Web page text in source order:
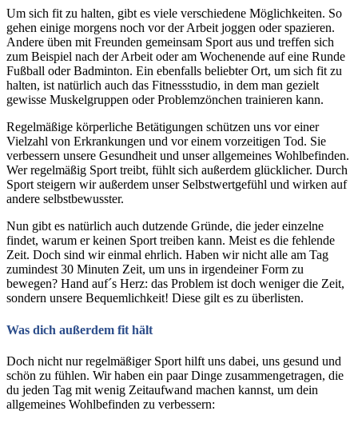
s
s
|
V
i
t
a
l
i
t
ä
t
Um sich fit zu halten, gibt es viele verschiedene Möglichkeiten. So
gehen einige morgens noch vor der Arbeit joggen oder spazieren.
Andere üben mit Freunden gemeinsam Sport aus und treffen sich
zum Beispiel nach der Arbeit oder am Wochenende auf eine Runde
Fußball oder Badminton. Ein ebenfalls beliebter Ort, um sich fit zu
halten, ist natürlich auch das Fitnessstudio, in dem man gezielt
gewisse Muskelgruppen oder Problemzönchen trainieren kann.
Regelmäßige körperliche Betätigungen schützen uns vor einer
Vielzahl von Erkrankungen und vor einem vorzeitigen Tod. Sie
verbessern unsere Gesundheit und unser allgemeines Wohlbefinden.
Wer regelmäßig Sport treibt, fühlt sich außerdem glücklicher. Durch
Sport steigern wir außerdem unser Selbstwertgefühl und wirken auf
andere selbstbewusster.
Nun gibt es natürlich auch dutzende Gründe, die jeder einzelne
findet, warum er keinen Sport treiben kann. Meist es die fehlende
Zeit. Doch sind wir einmal ehrlich. Haben wir nicht alle am Tag
zumindest 30 Minuten Zeit, um uns in irgendeiner Form zu
bewegen? Hand auf´s Herz: das Problem ist doch weniger die Zeit,
sondern unsere Bequemlichkeit! Diese gilt es zu überlisten.
Was dich außerdem fit hält
Doch nicht nur regelmäßiger Sport hilft uns dabei, uns gesund und
schön zu fühlen. Wir haben ein paar Dinge zusammengetragen, die
du jeden Tag mit wenig Zeitaufwand machen kannst, um dein
allgemeines Wohlbefinden zu verbessern: